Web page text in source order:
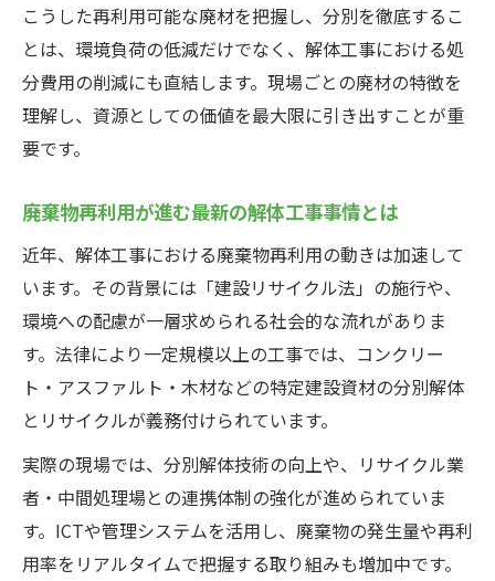
こうした再利用可能な廃材を把握し、分別を徹底するこ
とは、環境負荷の低減だけでなく、解体工事における処
分費用の削減にも直結します。現場ごとの廃材の特徴を
理解し、資源としての価値を最大限に引き出すことが重
要です。
廃棄物再利用が進む最新の解体工事事情とは
近年、解体工事における廃棄物再利用の動きは加速して
います。その背景には「建設リサイクル法」の施行や、
環境への配慮が一層求められる社会的な流れがありま
す。法律により一定規模以上の工事では、コンクリー
ト・アスファルト・木材などの特定建設資材の分別解体
とリサイクルが義務付けられています。
実際の現場では、分別解体技術の向上や、リサイクル業
者・中間処理場との連携体制の強化が進められていま
す。ICTや管理システムを活用し、廃棄物の発生量や再利
用率をリアルタイムで把握する取り組みも増加中です。